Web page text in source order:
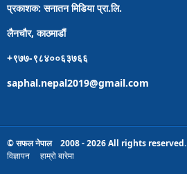
प्रकाशक: सनातन मिडिया प्रा.लि.
लैनचौर, काठमाडौं
+९७७-९८४००६३७६६
saphal.nepal2019@gmail.com
© सफल नेपाल 2008 - 2026 All rights reserved.
विज्ञापन
हाम्रो बारेमा